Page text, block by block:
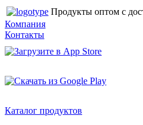
Продукты оптом с
Компания
Контакты
Каталог продуктов